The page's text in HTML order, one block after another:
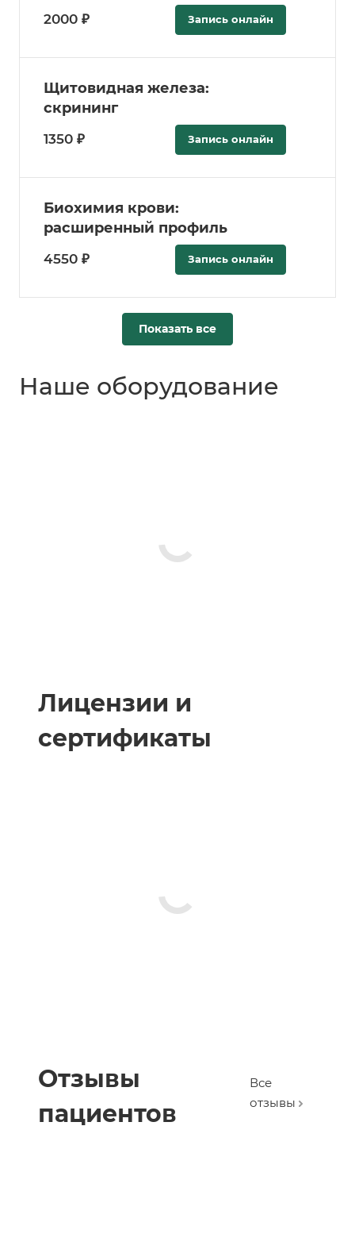
2000 ₽ Запись онлайн
Щитовидная железа:
скрининг
1350 ₽ Запись онлайн
Биохимия крови:
расширенный профиль
4550 ₽ Запись онлайн
Показать все
Наше оборудование
Лицензии и
сертификаты
Отзывы
пациентов
Все
отзывы